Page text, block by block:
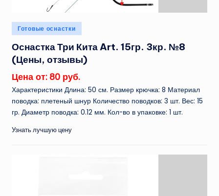
Опубликовано
в
Готовые оснастки
Оснастка Три Кита Art. 15гр. 3кр. №8
(Цены, отзывы)
Цена от: 80 руб.
Характеристики Длина: 50 см. Размер крючка: 8 Материал
поводка: плетеный шнур Количество поводков: 3 шт. Вес: 15
гр. Диаметр поводка: 0.12 мм. Кол-во в упаковке: 1 шт.
Узнать лучшую цену